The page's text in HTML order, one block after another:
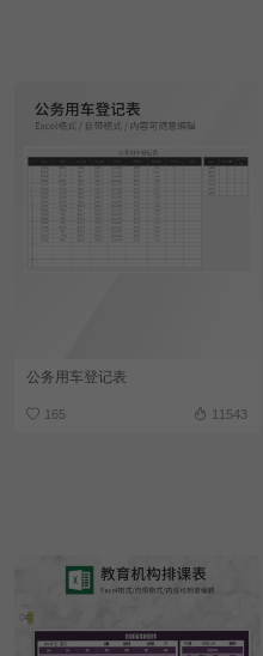
公务用车登记表
165 11543